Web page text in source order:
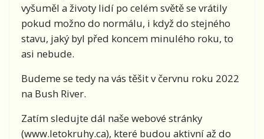
vyšuměl a životy lidí po celém světě se vrátily
pokud možno do normálu, i když do stejného
stavu, jaký byl před koncem minulého roku, to
asi nebude.
Budeme se tedy na vás těšit v červnu roku 2022
na Bush River.
Zatím sledujte dál naše webové stránky
(www.letokruhy.ca), které budou aktivní až do